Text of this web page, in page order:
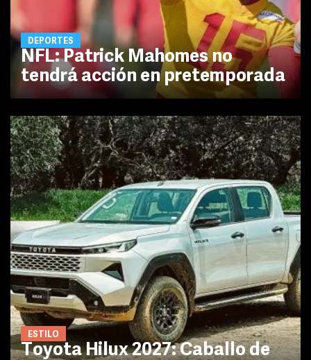
DEPORTES
NFL: Patrick Mahomes no
tendrá acción en pretemporada
ESTILO
Toyota Hilux 2027: Caballo de